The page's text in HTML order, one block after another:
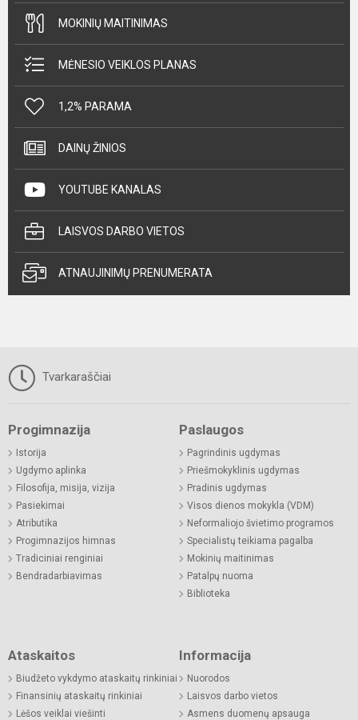
MOKINIŲ MAITINIMAS
MĖNESIO VEIKLOS PLANAS
1,2% PARAMA
DAINŲ ŽINIOS
YOUTUBE KANALAS
LAISVOS DARBO VIETOS
ATNAUJINIMŲ PRENUMERATA
Tvarkaraščiai
Progimnazija
Istorija
Ugdymo aplinka
Filosofija, misija, vizija
Pasiekimai
Atributika
Progimnazijos himnas
Tradiciniai renginiai
Bendradarbiavimas
Paslaugos
Pagrindinis ugdymas
Priešmokyklinis ugdymas
Pradinis ugdymas
Visos dienos mokykla (VDM)
Neformaliojo švietimo programos
Specialistų teikiama pagalba
Mokinių maitinimas
Patalpų nuoma
Biblioteka
Ataskaitos
Biudžeto vykdymo ataskaitų rinkiniai
Finansinių ataskaitų rinkiniai
Lėšos veiklai viešinti
Informacija
Nuorodos
Laisvos darbo vietos
Asmens duomenų apsauga